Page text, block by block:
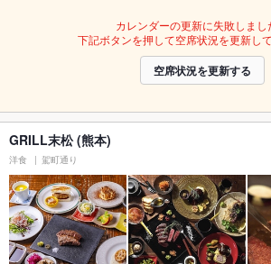
カレンダーの更新に失敗しまし
下記ボタンを押して空席状況を更新して
空席状況を更新する
GRILL末松 (熊本)
洋食 駕町通り